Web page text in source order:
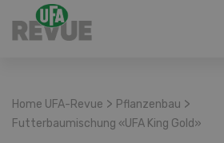
Home UFA-Revue > Pflanzenbau >
Futterbaumischung «UFA King Gold»